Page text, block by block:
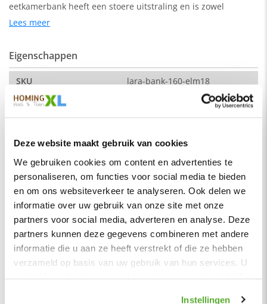
Deze website maakt gebruik van cookies
We gebruiken cookies om content en advertenties te
personaliseren, om functies voor social media te bieden
en om ons websiteverkeer te analyseren. Ook delen we
informatie over uw gebruik van onze site met onze
partners voor social media, adverteren en analyse. Deze
partners kunnen deze gegevens combineren met andere
informatie die u aan ze heeft verstrekt of die ze hebben
verzameld op basis van uw gebruik van hun services. U
Instellingen
eetkamerbank heeft een stoere uitstraling en is zowel
geschikt voor een industrieel als een modern interieur.
De kleur op de foto kan per computerscherm afwijken van de
werkelijkheid. Zeker weten dat dit de kleur is die je zoekt?
Vraag dan een stukje van de stof op via de knop "kleurstaal
aanvragen".
Zithoogte: 51 cm
Stof
Element stof is een velours stofsoort met een zachte
uitstraling. Door de velours stof krijgt de bank een zeer
opvallende en rijke uitstraling. De Element stof is geschikt
voor zowel een modern als een klassiek interieur.
Samenstelling:
100% PES (polyester)
Lees meer
Eigenschappen
SKU
lara-bank-160-elm18
Montage
Soort
Eetkamerbanken
Vorm
Recht
Serie
Lara
Kleur
Roze licht
Materiaal
Stof
Zitbreedte
45 cm
Zitdiepte
44 cm
Normaal - Stevig